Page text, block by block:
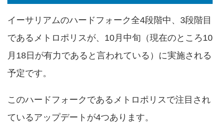
イーサリアムのハードフォーク全4段階中、3段階目
であるメトロポリスが、10月中旬（現在のところ10
月18日が有力であると言われている）に実施される
予定です。
このハードフォークであるメトロポリスで注目され
ているアップデートが4つあります。